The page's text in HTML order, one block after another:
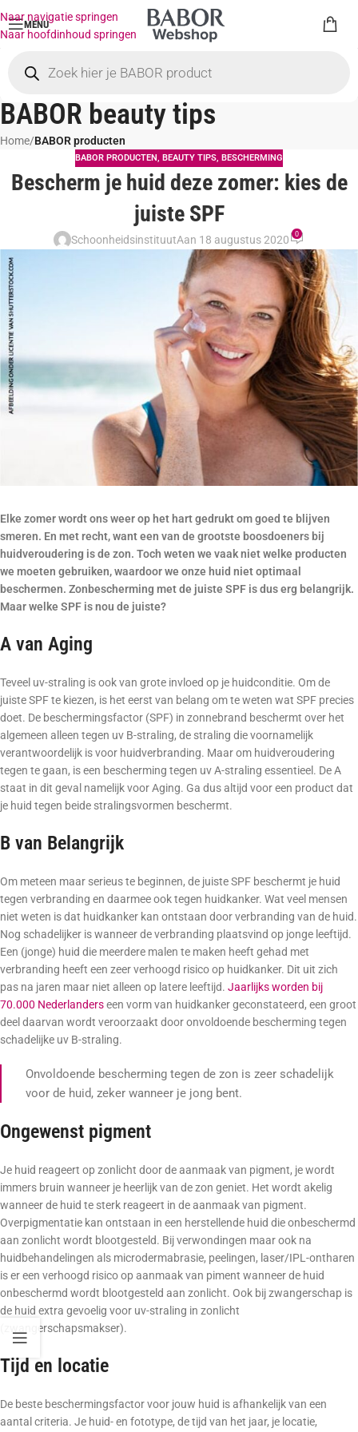
Naar navigatie springen
Naar hoofdinhoud springen
MENU
BABOR beauty tips
Home/BABOR producten
BABOR PRODUCTEN, BEAUTY TIPS, BESCHERMING
Bescherm je huid deze zomer: kies de
juiste SPF
SchoonheidsinstituutAan 18 augustus 2020 0
Elke zomer wordt ons weer op het hart gedrukt om goed te blijven
smeren. En met recht, want een van de grootste boosdoeners bij
huidveroudering is de zon. Toch weten we vaak niet welke producten
we moeten gebruiken, waardoor we onze huid niet optimaal
beschermen. Zonbescherming met de juiste SPF is dus erg belangrijk.
Maar welke SPF is nou de juiste?
A van Aging
Teveel uv-straling is ook van grote invloed op je huidconditie. Om de
juiste SPF te kiezen, is het eerst van belang om te weten wat SPF precies
doet. De beschermingsfactor (SPF) in zonnebrand beschermt over het
algemeen alleen tegen uv B-straling, de straling die voornamelijk
verantwoordelijk is voor huidverbranding. Maar om huidveroudering
tegen te gaan, is een bescherming tegen uv A-straling essentieel. De A
staat in dit geval namelijk voor Aging. Ga dus altijd voor een product dat
je huid tegen beide stralingsvormen beschermt.
B van Belangrijk
Om meteen maar serieus te beginnen, de juiste SPF beschermt je huid
tegen verbranding en daarmee ook tegen huidkanker. Wat veel mensen
niet weten is dat huidkanker kan ontstaan door verbranding van de huid.
Nog schadelijker is wanneer de verbranding plaatsvind op jonge leeftijd.
Een (jonge) huid die meerdere malen te maken heeft gehad met
verbranding heeft een zeer verhoogd risico op huidkanker. Dit uit zich
pas na jaren maar niet alleen op latere leeftijd. Jaarlijks worden bij
70.000 Nederlanderseen vorm van huidkanker geconstateerd, een groot
deel daarvan wordt veroorzaakt door onvoldoende bescherming tegen
schadelijke uv B-straling.
Onvoldoende bescherming tegen de zon is zeer schadelijk
voor de huid, zeker wanneer je jong bent.
Ongewenst pigment
Je huid reageert op zonlicht door de aanmaak van pigment, je wordt
immers bruin wanneer je heerlijk van de zon geniet. Het wordt akelig
wanneer de huid te sterk reageert in de aanmaak van pigment.
Overpigmentatie kan ontstaan in een herstellende huid die onbeschermd
aan zonlicht wordt blootgesteld. Bij verwondingen maar ook na
huidbehandelingen als microdermabrasie, peelingen, laser/IPL-ontharen
is er een verhoogd risico op aanmaak van piment wanneer de huid
onbeschermd wordt blootgesteld aan zonlicht. Ook bij zwangerschap is
de huid extra gevoelig voor uv-straling in zonlicht
(zwangerschapsmakser).
Tijd en locatie
De beste beschermingsfactor voor jouw huid is afhankelijk van een
aantal criteria. Je huid- en fototype, de tijd van het jaar, je locatie,